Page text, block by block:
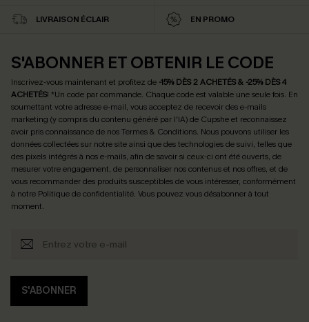
LIVRAISON ÉCLAIR EN PROMO
S'ABONNER ET OBTENIR LE CODE
Inscrivez-vous maintenant et profitez de -15% DÈS 2 ACHETÉS & -25% DÈS 4
ACHETÉS! *Un code par commande. Chaque code est valable une seule fois. En
soumettant votre adresse e-mail, vous acceptez de recevoir des e-mails
marketing (y compris du contenu généré par l'IA) de Cupshe et reconnaissez
avoir pris connaissance de nosTermes & Conditions. Nous pouvons utiliser les
données collectées sur notre site ainsi que des technologies de suivi, telles que
des pixels intégrés à nos e-mails, afin de savoir si ceux-ci ont été ouverts, de
mesurer votre engagement, de personnaliser nos contenus et nos offres, et de
vous recommander des produits susceptibles de vous intéresser, conformément
à notre Politique de confidentialité. Vous pouvez vous désabonner à tout
moment.
S'ABONNER